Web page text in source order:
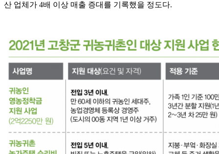
산 업체가 4배 이상 매출 증대를 기록했을 정도다.